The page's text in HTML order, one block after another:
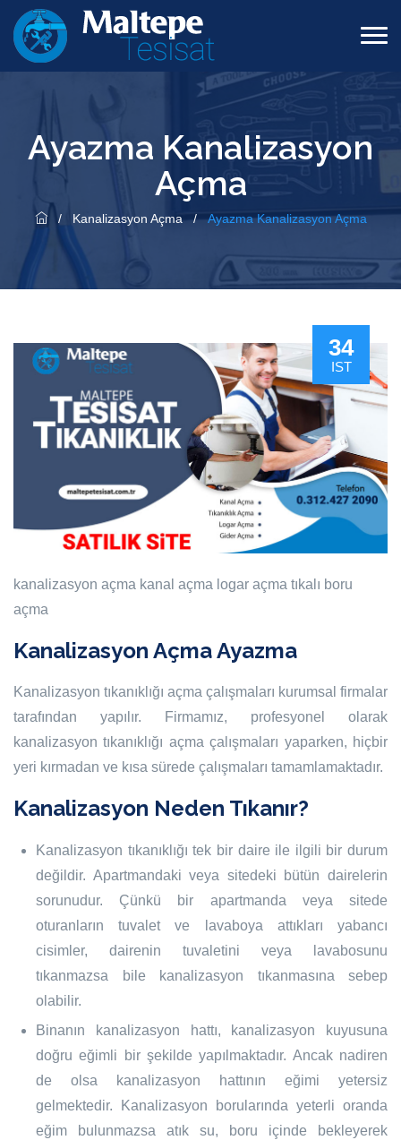
Ayazma Kanalizasyon
Açma
/ Kanalizasyon Açma/ Ayazma Kanalizasyon Açma
34
IST
kanalizasyon açma kanal açma logar açma tıkalı boru
açma
Kanalizasyon Açma Ayazma
Kanalizasyon tıkanıklığı açma çalışmaları kurumsal firmalar
tarafından yapılır. Firmamız, profesyonel olarak
kanalizasyon tıkanıklığı açma çalışmaları yaparken, hiçbir
yeri kırmadan ve kısa sürede çalışmaları tamamlamaktadır.
Kanalizasyon Neden Tıkanır?
Kanalizasyon tıkanıklığı tek bir daire ile ilgili bir durum
değildir. Apartmandaki veya sitedeki bütün dairelerin
sorunudur. Çünkü bir apartmanda veya sitede
oturanların tuvalet ve lavaboya attıkları yabancı
cisimler, dairenin tuvaletini veya lavabosunu
tıkanmazsa bile kanalizasyon tıkanmasına sebep
olabilir.
Binanın kanalizasyon hattı, kanalizasyon kuyusuna
doğru eğimli bir şekilde yapılmaktadır. Ancak nadiren
de olsa kanalizasyon hattının eğimi yetersiz
gelmektedir. Kanalizasyon borularında yeterli oranda
eğim bulunmazsa atık su, boru içinde bekleyerek